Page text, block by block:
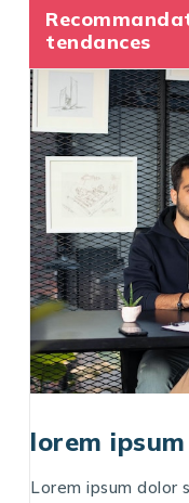
tendances
lorem ipsum
Lorem ipsum dolor